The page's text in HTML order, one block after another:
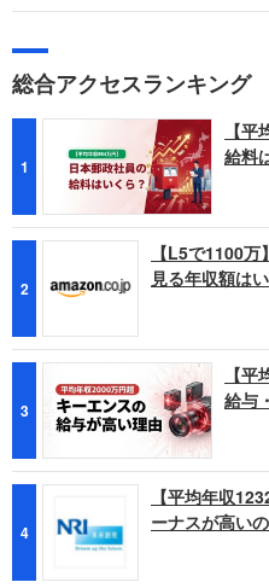
総合アクセスランキング
1
【
給料
2
【L5で1100
見る年収額は
3
【
給与
4
【平均年収
ーナスが高い